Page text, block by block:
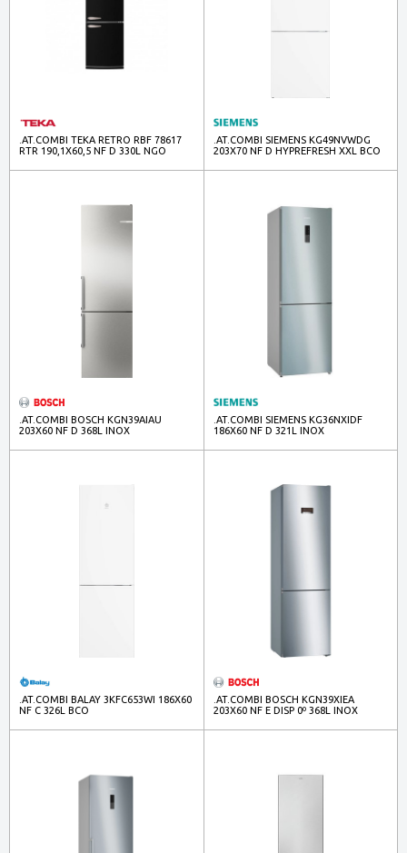
.AT.COMBI TEKA RETRO RBF 78617
RTR 190,1X60,5 NF D 330L NGO
.AT.COMBI SIEMENS KG49NVWDG
203X70 NF D HYPREFRESH XXL BCO
.AT.COMBI BOSCH KGN39AIAU
203X60 NF D 368L INOX
.AT.COMBI SIEMENS KG36NXIDF
186X60 NF D 321L INOX
.AT.COMBI BALAY 3KFC653WI 186X60
NF C 326L BCO
.AT.COMBI BOSCH KGN39XIEA
203X60 NF E DISP 0º 368L INOX